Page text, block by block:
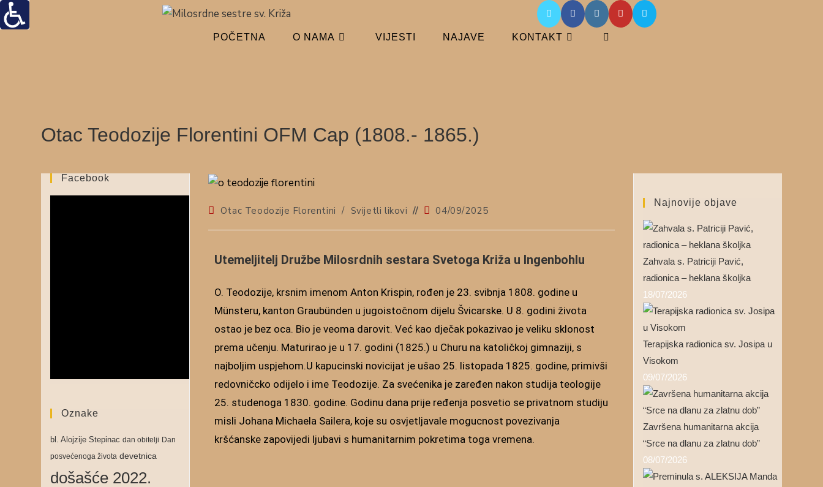
POČETNA O NAMA VIJESTI NAJAVE KONTAKT
Otac Teodozije Florentini OFM Cap (1808.- 1865.)
Otac Teodozije Florentini / Svijetli likovi 04/09/2025
Utemeljitelj Družbe Milosrdnih sestara Svetoga Križa u Ingenbohlu
O. Teodozije, krsnim imenom Anton Krispin, rođen je 23. svibnja 1808. godine u
Münsteru, kanton Graubünden u jugoistočnom dijelu Švicarske. U 8. godini života
ostao je bez oca. Bio je veoma darovit. Već kao dječak pokazivao je veliku sklonost
prema učenju. Maturirao je u 17. godini (1825.) u Churu na katoličkoj gimnaziji, s
najboljim uspjehom.U kapucinski novicijat je ušao 25. listopada 1825. godine, primivši
redovničcko odijelo i ime Teodozije. Za svećenika je zaređen nakon studija teologije
25. studenoga 1830. godine. Godinu dana prije ređenja posvetio se privatnom studiju
misli Johana Michaela Sailera, koje su osvjetljavale mogucnost povezivanja
kršćanske zapovijedi ljubavi s humanitarnim pokretima toga vremena.
Facebook
Oznake
bl. Alojzije Stepinac dan obitelji Dan
posvećenoga života devetnica
došašće 2022.
Najnovije objave
Zahvala s. Patriciji Pavić,
radionica – heklana školjka
18/07/2026
Terapijska radionica sv. Josipa u
Visokom
09/07/2026
Završena humanitarna akcija
“Srce na dlanu za zlatnu dob”
08/07/2026